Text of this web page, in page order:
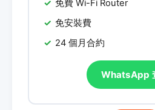
免費 Wi-Fi Router
免安裝費
24 個月合約
WhatsApp